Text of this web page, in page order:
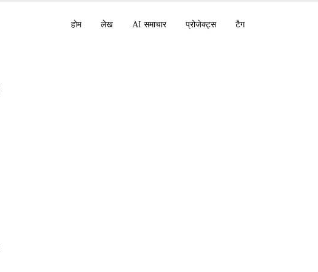
होम लेख AI समाचार प्रोजेक्ट्स टैग